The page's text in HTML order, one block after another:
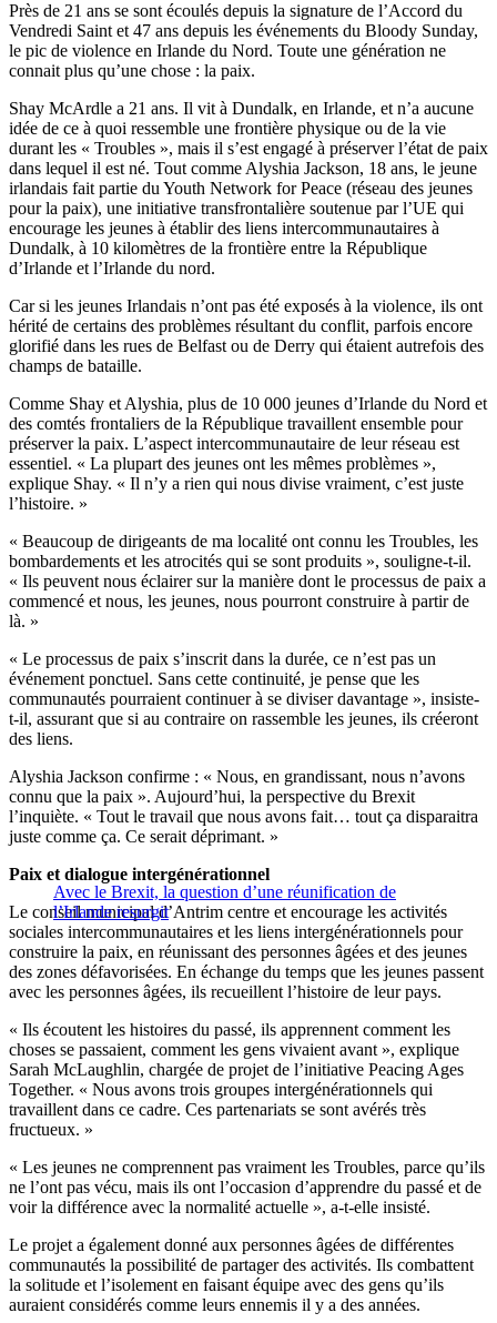
Près de 21 ans se sont écoulés depuis la signature de l’Accord du
Vendredi Saint et 47 ans depuis les événements du Bloody Sunday,
le pic de violence en Irlande du Nord. Toute une génération ne
connait plus qu’une chose : la paix.
Shay McArdle a 21 ans. Il vit à Dundalk, en Irlande, et n’a aucune
idée de ce à quoi ressemble une frontière physique ou de la vie
durant les « Troubles », mais il s’est engagé à préserver l’état de paix
dans lequel il est né. Tout comme Alyshia Jackson, 18 ans, le jeune
irlandais fait partie du Youth Network for Peace (réseau des jeunes
pour la paix), une initiative transfrontalière soutenue par l’UE qui
encourage les jeunes à établir des liens intercommunautaires à
Dundalk, à 10 kilomètres de la frontière entre la République
d’Irlande et l’Irlande du nord.
Car si les jeunes Irlandais n’ont pas été exposés à la violence, ils ont
hérité de certains des problèmes résultant du conflit, parfois encore
glorifié dans les rues de Belfast ou de Derry qui étaient autrefois des
champs de bataille.
Comme Shay et Alyshia, plus de 10 000 jeunes d’Irlande du Nord et
des comtés frontaliers de la République travaillent ensemble pour
préserver la paix. L’aspect intercommunautaire de leur réseau est
essentiel. « La plupart des jeunes ont les mêmes problèmes »,
explique Shay. « Il n’y a rien qui nous divise vraiment, c’est juste
l’histoire. »
« Beaucoup de dirigeants de ma localité ont connu les Troubles, les
bombardements et les atrocités qui se sont produits », souligne-t-il.
« Ils peuvent nous éclairer sur la manière dont le processus de paix a
commencé et nous, les jeunes, nous pourront construire à partir de
là. »
« Le processus de paix s’inscrit dans la durée, ce n’est pas un
événement ponctuel. Sans cette continuité, je pense que les
communautés pourraient continuer à se diviser davantage », insiste-
t-il, assurant que si au contraire on rassemble les jeunes, ils créeront
des liens.
Alyshia Jackson confirme : « Nous, en grandissant, nous n’avons
connu que la paix ». Aujourd’hui, la perspective du Brexit
l’inquiète. « Tout le travail que nous avons fait… tout ça disparaitra
juste comme ça. Ce serait déprimant. »
Avec le Brexit, la question d’une réunification de
l’Irlande resurgit
Paix et dialogue intergénérationnel
Le conseil municipal d’Antrim centre et encourage les activités
sociales intercommunautaires et les liens intergénérationnels pour
construire la paix, en réunissant des personnes âgées et des jeunes
des zones défavorisées. En échange du temps que les jeunes passent
avec les personnes âgées, ils recueillent l’histoire de leur pays.
« Ils écoutent les histoires du passé, ils apprennent comment les
choses se passaient, comment les gens vivaient avant », explique
Sarah McLaughlin, chargée de projet de l’initiative Peacing Ages
Together. « Nous avons trois groupes intergénérationnels qui
travaillent dans ce cadre. Ces partenariats se sont avérés très
fructueux. »
« Les jeunes ne comprennent pas vraiment les Troubles, parce qu’ils
ne l’ont pas vécu, mais ils ont l’occasion d’apprendre du passé et de
voir la différence avec la normalité actuelle », a-t-elle insisté.
Le projet a également donné aux personnes âgées de différentes
communautés la possibilité de partager des activités. Ils combattent
la solitude et l’isolement en faisant équipe avec des gens qu’ils
auraient considérés comme leurs ennemis il y a des années.